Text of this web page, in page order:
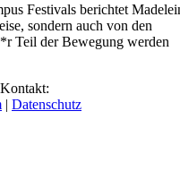
Festivals berichtet
sondern auch von den
Teil der Bewegung werden
| Datenschutz